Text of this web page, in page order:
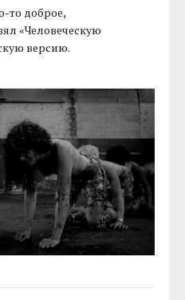
то доброе,
«Человеческую
версию.